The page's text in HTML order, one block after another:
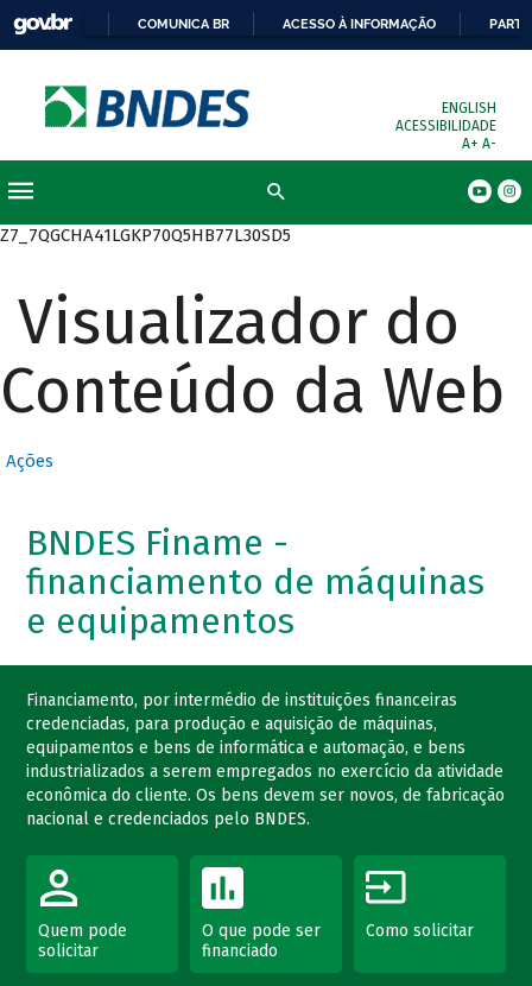
COMUNICA BR ACESSO À INFORMAÇÃO
ENGLISH
ACESSIBILIDADE
A+ A-
Z7_7QGCHA41LGKP70Q5HB77L30SD5
Visualizador do
Conteúdo da Web
Ações
BNDES Finame -
financiamento de máquinas
e equipamentos
Financiamento, por intermédio de instituições financeiras
credenciadas, para produção e aquisição de máquinas,
equipamentos e bens de informática e automação, e bens
industrializados a serem empregados no exercício da atividade
econômica do cliente. Os bens devem ser novos, de fabricação
nacional e credenciados pelo BNDES.
Quem pode
solicitar
O que pode ser
financiado
Como solicitar